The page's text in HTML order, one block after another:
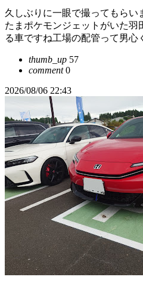
久しぶりに一眼で撮ってもらい
たまポケモンジェットがいた羽
る車ですね工場の配管って男心
thumb_up 57
comment0
2026/08/06 22:43